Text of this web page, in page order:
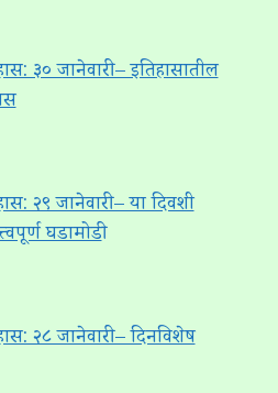
३० जानेवारी – इतिहासातील
२९ जानेवारी – या दिवशी
घडामोडी
२८ जानेवारी – दिनविशेष